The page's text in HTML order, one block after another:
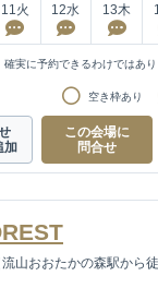
11 火 12水 13木
実に予約できるわけではあり
空き枠あり
加
この会場に
問合せ
山おおたかの森駅から徒